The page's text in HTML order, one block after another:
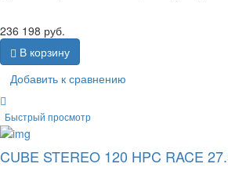
236 198 руб.
В корзину
Добавить к сравнению
Быстрый просмотр
CUBE STEREO 120 HPC RACE